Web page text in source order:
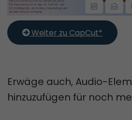
Weiter zu CapCut*
Erwäge auch, Audio-
hinzuzufügen für noch